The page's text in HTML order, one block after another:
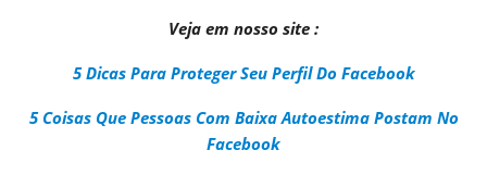
Veja em nosso site :
5 Dicas Para Proteger Seu Perfil Do Facebook
5 Coisas Que Pessoas Com Baixa Autoestima Postam No
Facebook